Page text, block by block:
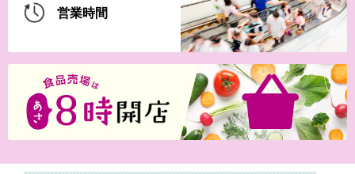
営業時間